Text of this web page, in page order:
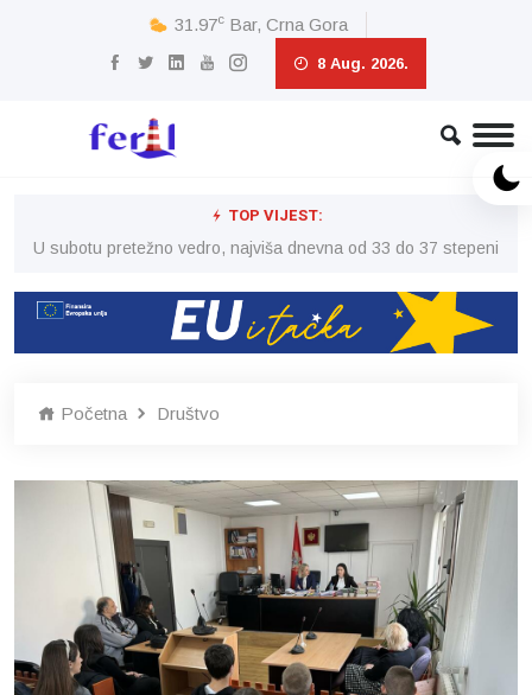
31.97c Bar, Crna Gora
8 Aug. 2026.
TOP VIJEST:
U subotu pretežno vedro, najviša dnevna od 33 do 37 stepeni
Početna Društvo